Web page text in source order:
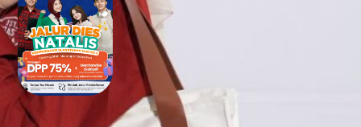
Tidak Lolos UTBK SNBT di PTN?
Jangan Khawatir, Ini Jalan
Terbaikmu untuk Tetap Kuliah
di Kampus Berkualitas